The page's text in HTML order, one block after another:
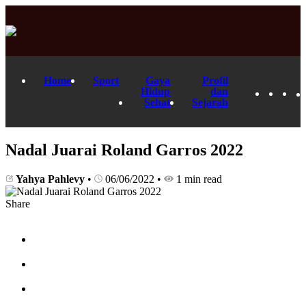
Home Sport
Gaya
Hidup
Sehat
Profil
dan
Sejarah
Nadal Juarai Roland Garros 2022
Yahya Pahlevy • 06/06/2022 • 1 min read
Share